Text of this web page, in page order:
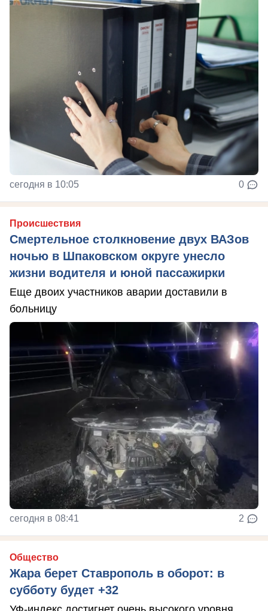
сегодня в 10:05 0
Происшествия
Смертельное столкновение двух ВАЗов
ночью в Шпаковском округе унесло
жизни водителя и юной пассажирки
Еще двоих участников аварии доставили в
больницу
сегодня в 08:41 2
Общество
Жара берет Ставрополь в оборот: в
субботу будет +32